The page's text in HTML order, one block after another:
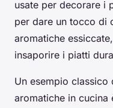
usate per decorare i
per dare un tocco di
aromatiche
insaporire i piatti
Un esempio
aromatiche in cucina